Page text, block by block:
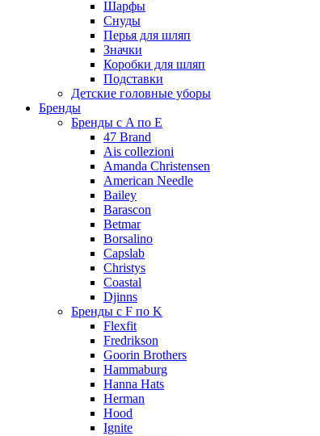
Шарфы
Снуды
Перья для шляп
Значки
Коробки для шляп
Подставки
Детские головные уборы
Бренды
Бренды с A по E
47 Brand
Ais collezioni
Amanda Christensen
American Needle
Bailey
Barascon
Betmar
Borsalino
Capslab
Christys
Coastal
Djinns
Бренды с F по K
Flexfit
Fredrikson
Goorin Brothers
Hammaburg
Hanna Hats
Herman
Hood
Ignite